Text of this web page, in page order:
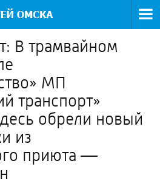
В трамвайном
МП
транспорт»
обрели новый
из
приюта —